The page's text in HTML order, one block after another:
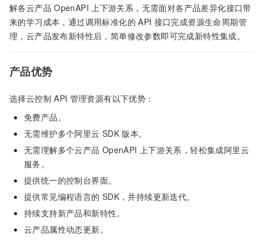
解各云产品 OpenAPI 上下游关系，无需面对各产品差异化接口带
来的学习成本，通过调用标准化的 API 接口完成资源生命周期管
理，云产品发布新特性后，简单修改参数即可完成新特性集成。
产品优势
选择云控制 API 管理资源有以下优势：
免费产品。
无需维护多个阿里云 SDK 版本。
无需理解多个云产品 OpenAPI 上下游关系，轻松集成阿里云
服务。
提供统一的控制台界面。
提供常见编程语言的 SDK，并持续更新迭代。
持续支持新产品和新特性。
云产品属性动态更新。